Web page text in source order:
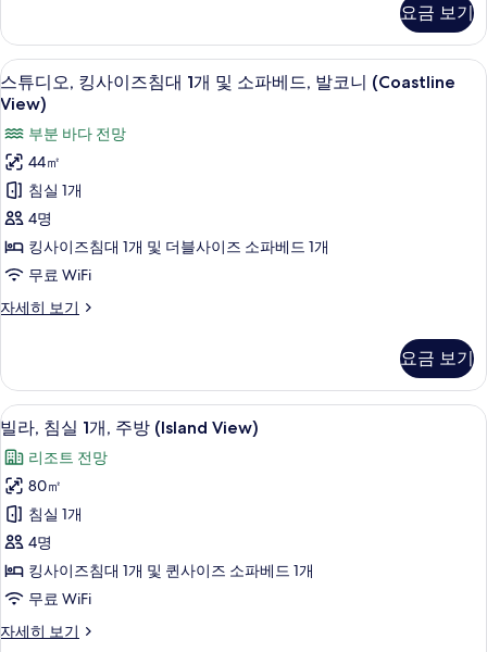
개
및
소
파
베
드,
간
이
주
방
(Island
사
진
모
두
보
기
킹
사
이
즈
대
개
및
소
베
드,
이
View,
lanai)
자
세
히
보
기
요금 보기
스
튜
디
오,
킹
사
이
즈
침
개
및
소
파
베
드,
발
코
니
(Coastline
고급 침구, 오리/거위털 이불, 필로우
7
스튜디오, 킹사이즈침대 1개 및 소파베드, 발코니 (Coastline
View)
부분 바다 전망
44㎡
침실 1개
4명
킹사이즈침대 1개 및 더블사이즈 소파베드 1개
무료 WiFi
자세히 보기
스
킹
사
이
침
대
개
및
소
파
베
발
요금 보기
빌
라,
침
실
개,
주
방
(Island
고급 침구, 오리/거위털 이불, 필로우
10
빌라, 침실 1개, 주방 (Island View)
리조트 전망
80㎡
침실 1개
4명
킹사이즈침대 1개 및 퀸사이즈 소파베드 1개
무료 WiFi
자세히 보기
빌